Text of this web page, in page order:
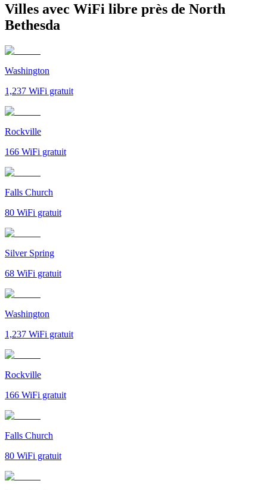
Villes avec WiFi libre près de North
Bethesda
Washington
1,237 WiFi gratuit
Rockville
166 WiFi gratuit
Falls Church
80 WiFi gratuit
Silver Spring
68 WiFi gratuit
Washington
1,237 WiFi gratuit
Rockville
166 WiFi gratuit
Falls Church
80 WiFi gratuit